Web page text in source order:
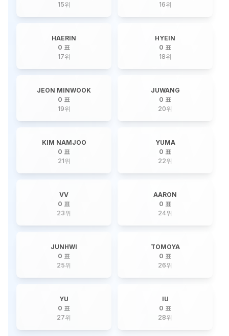
15위
16위
HAERIN
0 표
17위
HYEIN
0 표
18위
JEON MINWOOK
0 표
19위
JUWANG
0 표
20위
KIM NAMJOO
0 표
21위
YUMA
0 표
22위
VV
0 표
23위
AARON
0 표
24위
JUNHWI
0 표
25위
TOMOYA
0 표
26위
YU
0 표
27위
IU
0 표
28위